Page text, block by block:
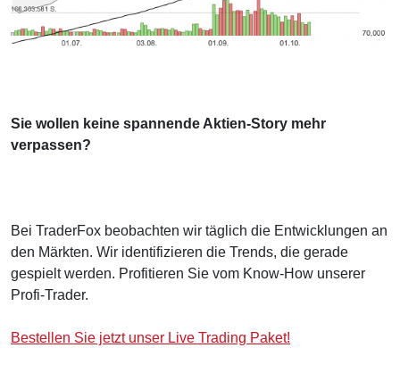
Sie wollen keine spannende Aktien-Story mehr
verpassen?
Bei TraderFox beobachten wir täglich die Entwicklungen an
den Märkten. Wir identifizieren die Trends, die gerade
gespielt werden. Profitieren Sie vom Know-How unserer
Profi-Trader.
Bestellen Sie jetzt unser Live Trading Paket!